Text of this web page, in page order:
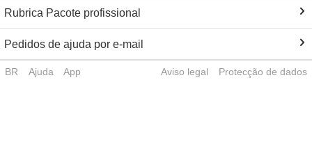
Rubrica Pacote profissional
Pedidos de ajuda por e-mail
BR Ajuda App Aviso legal Protecção de dados